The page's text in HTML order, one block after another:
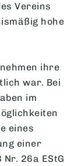
Vereins
hohe
ihre
war. Bei
im
eines
einer
26a EStG